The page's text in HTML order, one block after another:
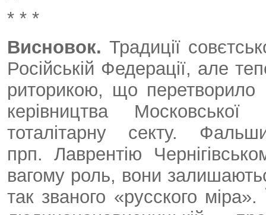
* * *
Висновок. Традиції
Російській Федерації, але
риторикою, що
керівництва
тоталітарну секту.
прп. Лаврентію
вагому роль, вони
так званого «русского